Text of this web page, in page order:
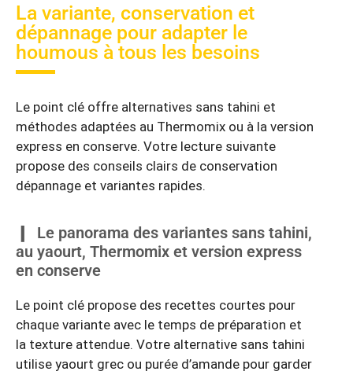
La variante, conservation et
dépannage pour adapter le
houmous à tous les besoins
Le point clé offre alternatives sans tahini et
méthodes adaptées au Thermomix ou à la version
express en conserve. Votre lecture suivante
propose des conseils clairs de conservation
dépannage et variantes rapides.
Le panorama des variantes sans tahini,
au yaourt, Thermomix et version express
en conserve
Le point clé propose des recettes courtes pour
chaque variante avec le temps de préparation et
la texture attendue. Votre alternative sans tahini
utilise yaourt grec ou purée d’amande pour garder